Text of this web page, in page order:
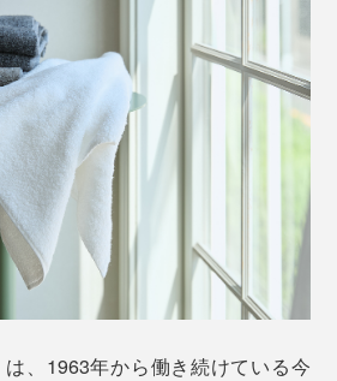
は、1963年から働き続けている今